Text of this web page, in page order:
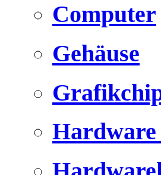
Computer
Gehäuse